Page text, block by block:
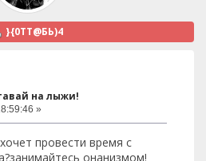
}{0TT@БЬ)4
на лыжи!
»
провести время с
онанизмом!